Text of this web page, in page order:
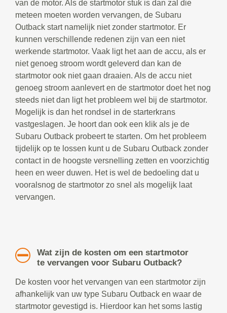
van de motor. Als de startmotor stuk is dan zal die
meteen moeten worden vervangen, de Subaru
Outback start namelijk niet zonder startmotor. Er
kunnen verschillende redenen zijn van een niet
werkende startmotor. Vaak ligt het aan de accu, als er
niet genoeg stroom wordt geleverd dan kan de
startmotor ook niet gaan draaien. Als de accu niet
genoeg stroom aanlevert en de startmotor doet het nog
steeds niet dan ligt het probleem wel bij de startmotor.
Mogelijk is dan het rondsel in de starterkrans
vastgeslagen. Je hoort dan ook een klik als je de
Subaru Outback probeert te starten. Om het probleem
tijdelijk op te lossen kunt u de Subaru Outback zonder
contact in de hoogste versnelling zetten en voorzichtig
heen en weer duwen. Het is wel de bedoeling dat u
vooralsnog de startmotor zo snel als mogelijk laat
vervangen.
Wat zijn de kosten om een startmotor
te vervangen voor Subaru Outback?
De kosten voor het vervangen van een startmotor zijn
afhankelijk van uw type Subaru Outback en waar de
startmotor gevestigd is. Hierdoor kan het soms lastig